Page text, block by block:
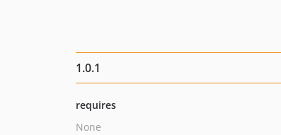
1.0.1
requires
None